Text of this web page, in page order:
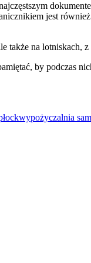
jest
także na lotniskach,
by podczas
wypożyczalnia